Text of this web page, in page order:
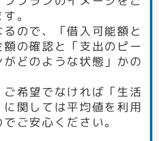
。
ので、「借入可能額と
の確認と「支出のピー
どのような状態」かの
希望でなければ「生活
関しては平均値を利用
ご安心ください。